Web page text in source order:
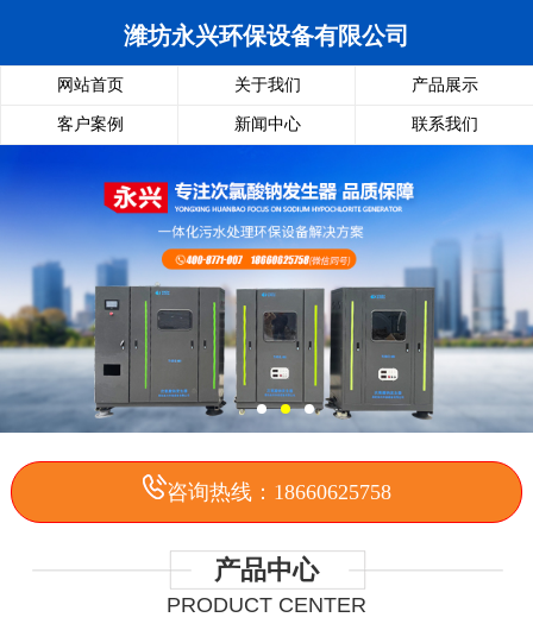
潍坊永兴环保设备有限公司
网站首页 关于我们 产品展示
客户案例 新闻中心 联系我们
咨询热线：18660625758
产品中心
PRODUCT CENTER